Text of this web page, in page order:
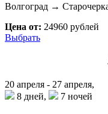
Волгоград →
Цена от: 24960 рублей
Выбрать
20 апреля - 27 апреля,
8 дней,
7 ночей